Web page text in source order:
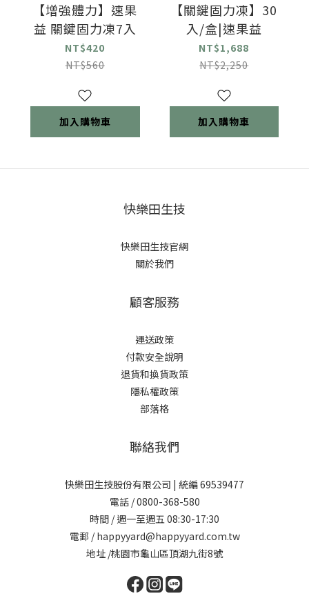
【增強體力】速果
益 關鍵固力凍7入
NT$420
NT$560
加入購物車
【關鍵固力凍】30
入/盒|速果益
NT$1,688
NT$2,250
加入購物車
快樂田生技
快樂田生技官網
關於我們
顧客服務
運送政策
付款安全說明
退貨和換貨政策
隱私權政策
部落格
聯絡我們
快樂田生技股份有限公司 | 統編 69539477
電話 / 0800-368-580
時間 / 週一至週五 08:30-17:30
電郵 / happyyard@happyyard.com.tw
地址 /桃園市龜山區頂湖九街8號